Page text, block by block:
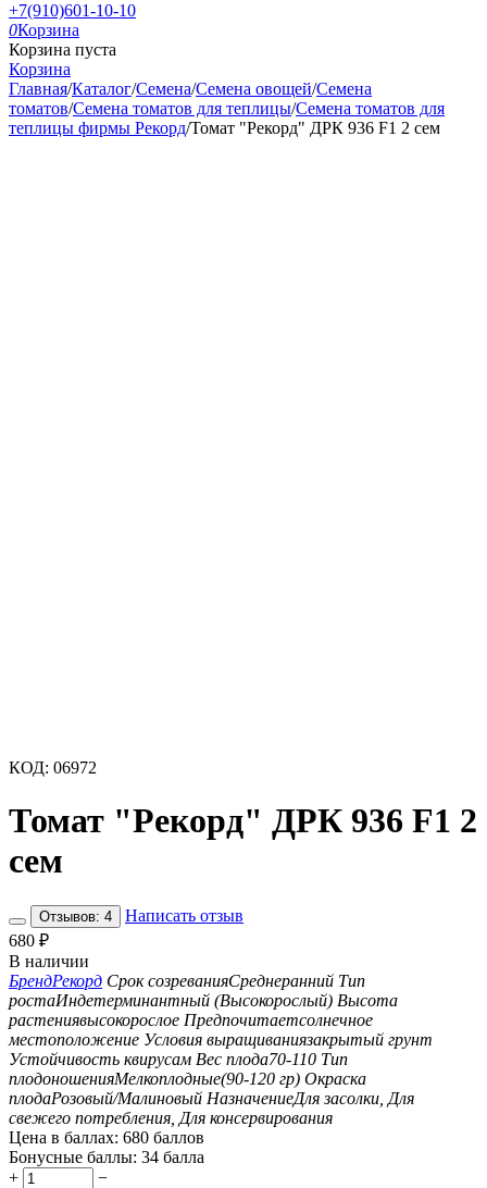
+7(910)601-10-10
0Корзина
Корзина пуста
Корзина
Главная/Каталог/Семена/Семена овощей/Семена
томатов/Семена томатов для теплицы/Семена томатов для
теплицы фирмы Рекорд/Томат "Рекорд" ДРК 936 F1 2 сем
КОД: 06972
Томат "Рекорд" ДРК 936 F1 2
сем
Отзывов: 4
Написать отзыв
680 ₽
В наличии
БрендРекорд Срок созреванияСреднеранний Тип
ростаИндетерминантный (Высокорослый) Высота
растениявысокорослое Предпочитаетсолнечное
местоположение Условия выращиваниязакрытый грунт
Устойчивость квирусам Вес плода70-110 Тип
плодоношенияМелкоплодные(90-120 гр) Окраска
плодаРозовый/Малиновый НазначениеДля засолки, Для
свежего потребления, Для консервирования
Цена в баллах: 680 баллов
Бонусные баллы: 34 балла
+
−